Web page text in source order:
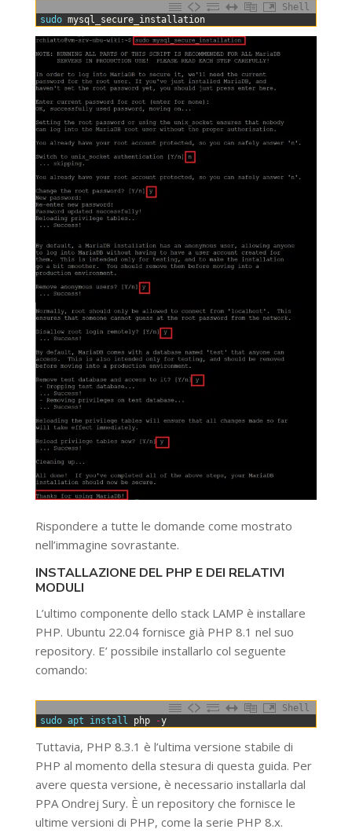
Shell
sudo mysql_secure_installation
Rispondere a tutte le domande come mostrato
nell’immagine sovrastante.
INSTALLAZIONE DEL PHP E DEI RELATIVI
MODULI
L’ultimo componente dello stack LAMP è installare
PHP. Ubuntu 22.04 fornisce già PHP 8.1 nel suo
repository. E’ possibile installarlo col seguente
comando:
Shell
sudo apt install php -y
Tuttavia, PHP 8.3.1 è l’ultima versione stabile di
PHP al momento della stesura di questa guida. Per
avere questa versione, è necessario installarla dal
PPA Ondrej Sury. È un repository che fornisce le
ultime versioni di PHP, come la serie PHP 8.x.